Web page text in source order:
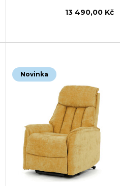
13 490,00 Kč
Novinka